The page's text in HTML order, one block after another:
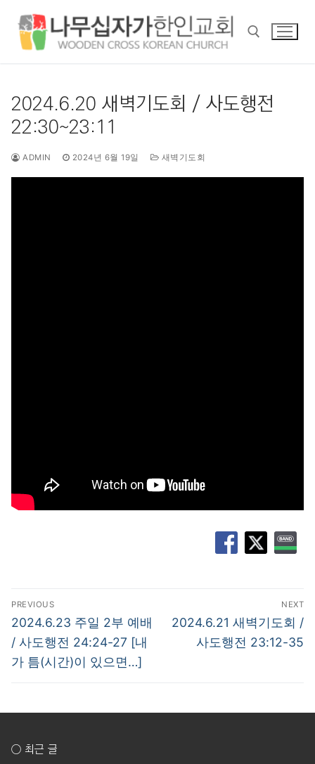
2024.6.20 새벽기도회 / 사도행전
22:30~23:11
ADMIN 2024년 6월 19일 새벽기도회
글
탐
색
PREVIOUS
Previous
post:
2024.6.23 주일 2부 예배
/ 사도행전 24:24-27 [내
가 틈(시간)이 있으면…]
NEXT
Next
2024.6.21 새벽기도회 /
사도행전 23:12-35
○ 최근 글